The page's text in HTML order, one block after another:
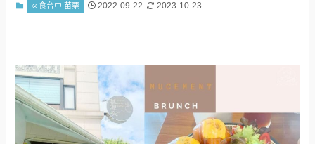
☺食台中,苗栗 2022-09-22 2023-10-23